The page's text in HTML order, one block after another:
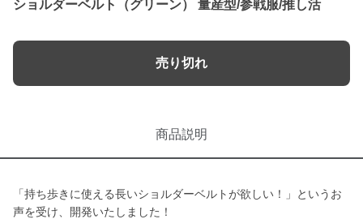
ショルダーベルト（グリーン） 量産型/参戦服/推し活
売り切れ
商品説明
「持ち歩きに使える長いショルダーベルトが欲しい！」というお
声を受け、開発いたしました！